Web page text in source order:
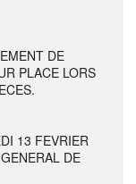
DE
PLACE LORS
13 FEVRIER
DE